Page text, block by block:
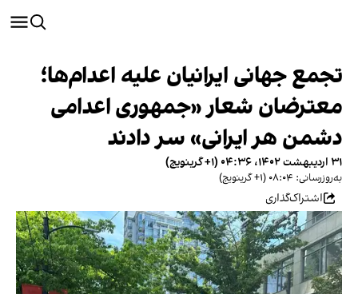
تجمع جهانی ایرانیان علیه اعدام‌ها؛
معترضان شعار «جمهوری اعدامی
دشمن هر ایرانی» سر دادند
۳۱ اردیبهشت ۱۴۰۲، ۰۴:۳۶ (‎+۱ گرینویچ)
به‌روزرسانی: ۰۸:۰۴ (‎+۱ گرینویچ)
اشتراک‌گذاری